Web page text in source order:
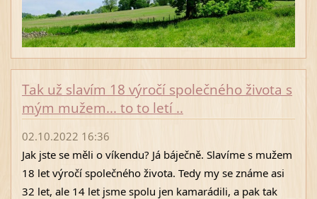
Tak už slavím 18 výročí společného života s
mým mužem... to to letí ..
02.10.2022 16:36
Jak jste se měli o víkendu? Já báječně. Slavíme s mužem
18 let výročí společného života. Tedy my se známe asi
32 let, ale 14 let jsme spolu jen kamarádili, a pak tak